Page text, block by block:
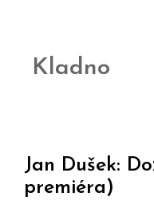
Kladno
Jan Dušek:
premiéra)